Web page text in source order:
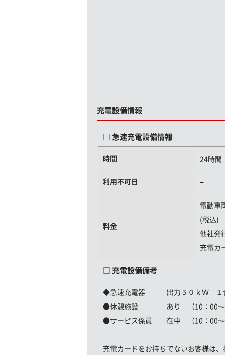
充電設備情報
急速充電設備情報
時間 24時間
利用不可日 −
料金
電動車
(税込)
他社発
充電カ
充電設備備考
◆急速充電器 出力５０ｋＷ １
●休憩施設 あり （10：00〜
●サービス係員 在中 （10：00〜
充電カードをお持ちでないお客様は